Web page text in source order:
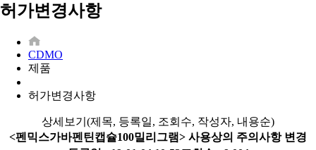
허가변경사항
CDMO
제품
허가변경사항
상세보기(제목, 등록일, 조회수, 작성자, 내용순)
<펜믹스가바펜틴캡슐100밀리그램> 사용상의 주의사항 변경